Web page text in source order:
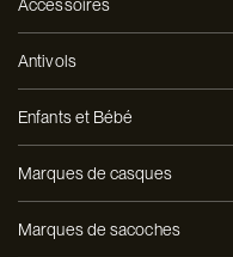
Accessoires
Antivols
Enfants et Bébé
Marques de casques
Marques de sacoches